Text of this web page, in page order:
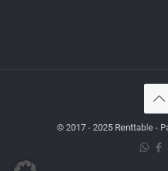
© 2017 - 2025 Renttable -